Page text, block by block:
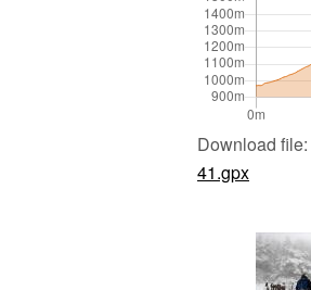
Download file:
41.gpx